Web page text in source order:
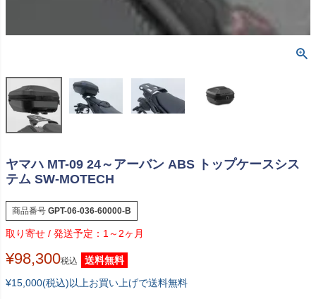
ヤマハ MT-09 24～アーバン ABS トップケースシス
テム SW-MOTECH
商品番号 GPT-06-036-60000-B
1～2ヶ月
¥98,300税込
送料無料
¥15,000(税込)以上お買い上げで送料無料